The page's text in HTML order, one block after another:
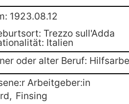
1923.08.12
Trezzo sull'Adda
Italien
oder alter Beruf:
Arbeitgeber:in
Finsing